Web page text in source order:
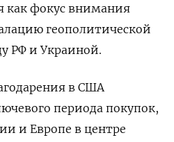
как фокус внимания
геополитической
РФ и Украиной.
в США
периода покупок,
и Европе в центре